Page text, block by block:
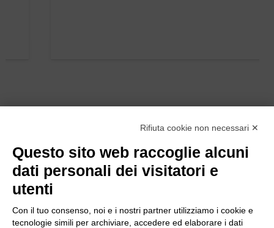
Rifiuta cookie non necessari ✕
Questo sito web raccoglie alcuni
dati personali dei visitatori e
utenti
Con il tuo consenso, noi e i nostri partner utilizziamo i cookie e
tecnologie simili per archiviare, accedere ed elaborare i dati